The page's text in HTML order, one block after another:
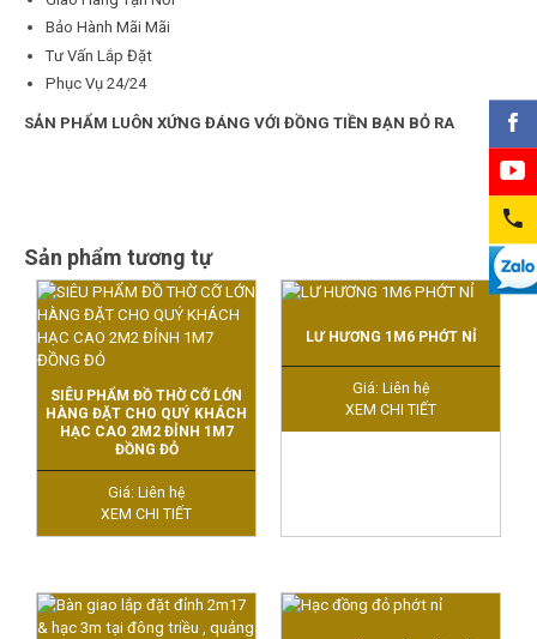
Bảo Hành Mãi Mãi
Tư Vấn Lắp Đặt
Phục Vụ 24/24
SẢN PHẨM LUÔN XỨNG ĐÁNG VỚI ĐỒNG TIỀN BẠN BỎ RA
Sản phẩm tương tự
SIÊU PHẨM ĐỒ THỜ CỠ LỚN
HÀNG ĐẶT CHO QUÝ KHÁCH
HẠC CAO 2M2 ĐỈNH 1M7
ĐỒNG ĐỎ
Giá: Liên hệ
XEM CHI TIẾT
LƯ HƯƠNG 1M6 PHỚT NỈ
Giá: Liên hệ
XEM CHI TIẾT